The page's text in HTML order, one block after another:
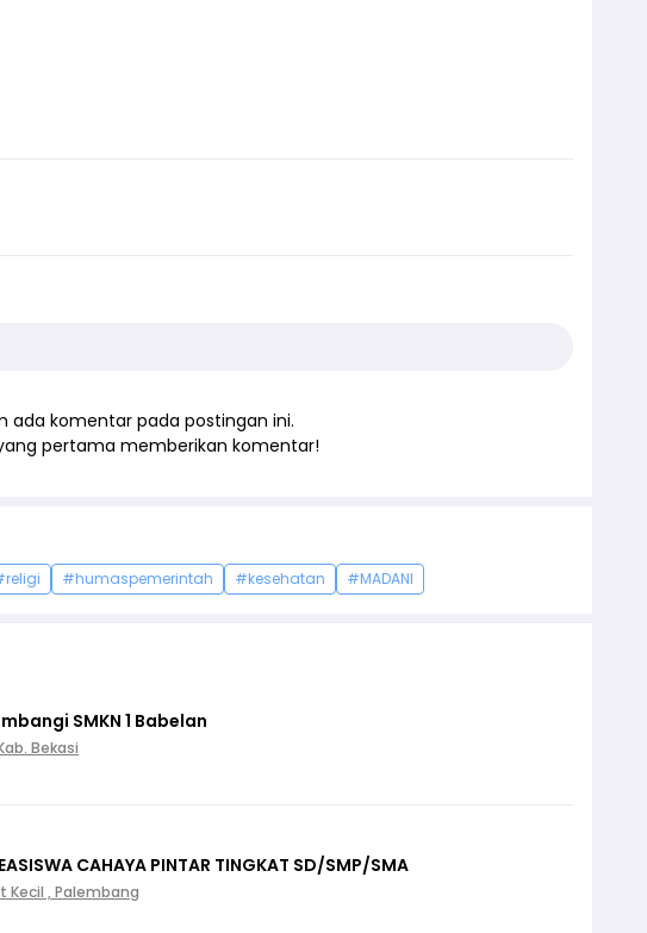
ada komentar pada postingan ini.
pertama memberikan komentar!
#humaspemerintah #kesehatan #MADANI
SMKN 1 Babelan
Bekasi
CAHAYA PINTAR TINGKAT SD/SMP/SMA
Kecil , Palembang